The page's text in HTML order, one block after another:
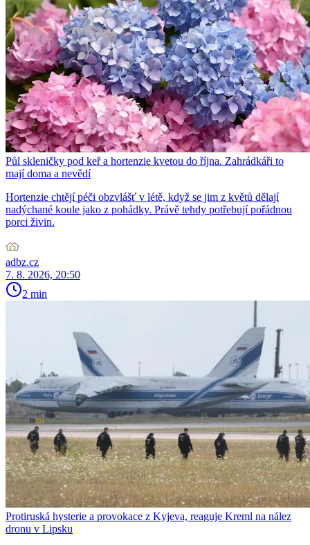
Půl skleničky pod keř a hortenzie kvetou do října. Zahrádkáři to
mají doma a nevědí
Hortenzie chtějí péči obzvlášť v létě, když se jim z květů dělají
nadýchané koule jako z pohádky. Právě tehdy potřebují pořádnou
porci živin.
adbz.cz
7. 8. 2026, 20:50
2 min
Protiruská hysterie a provokace z Kyjeva, reaguje Kreml na nález
dronu v Lipsku